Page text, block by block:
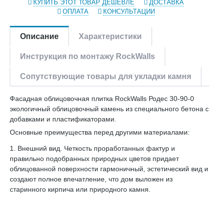
КУПИТЬ ЭТОТ ТОВАР ДЕШЕВЛЕ
ДОСТАВКА
ОПЛАТА
КОНСУЛЬТАЦИИ
Описание Характеристики
Инструкция по монтажу RockWalls
Сопутствующие товары для укладки камня
Фасадная облицовочная плитка RockWalls Родес 30-90-0
экологичный облицовочный камень из специального бетона с
добавками и пластификаторами.
Основные преимущества перед другими материалами:
1. Внешний вид. Четкость проработанных фактур и
правильно подобранных природных цветов придает
облицованной поверхности гармоничный, эстетический вид и
создают полное впечатление, что дом выложен из
старинного кирпича или природного камня.